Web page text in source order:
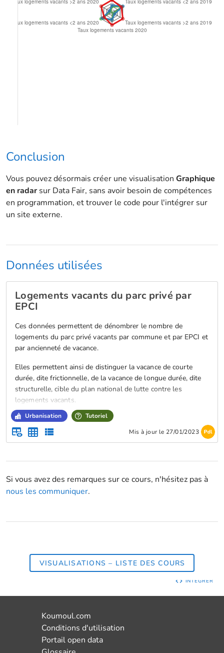
INTÉGRER
Conclusion
Vous pouvez désormais créer une visualisation Graphique
en radar sur Data Fair, sans avoir besoin de compétences
en programmation, et trouver le code pour l'intégrer sur
un site externe.
Données utilisées
Logements vacants du parc privé par
EPCI
Ces données permettent de dénombrer le nombre de
logements du parc privé vacants par commune et par EPCI et
par ancienneté de vacance.
Elles permettent ainsi de distinguer la vacance de courte
durée, dite frictionnelle, de la vacance de longue durée, dite
structurelle, cible du plan national de lutte contre les
logements vacants.
Jeu de données utilisé dans le cours
Créez un graphique en radar
Urbanisation
Tutoriel
Mis à jour le 27/01/2023
Si vous avez des remarques sur ce cours, n'hésitez pas à
nous les communiquer.
VISUALISATIONS – LISTE DES COURS
Koumoul.com
Conditions d'utilisation
Portail open data